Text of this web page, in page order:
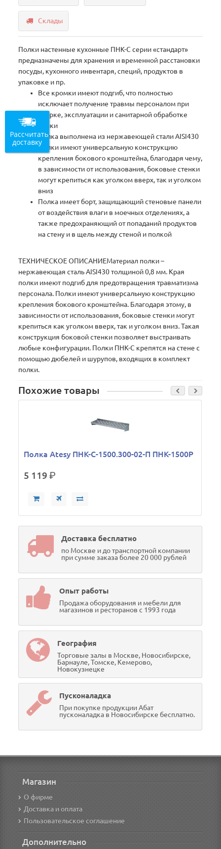
Склады
Полки настенные кухонные ПНК-С серии «стандарт»
предназначены для хранения и временной расстановки
посуды, кухонного инвентаря, специй, продуктов в
упаковке и пр.
Все кромки имеют подгиб, что полностью
исключает получение травмы персоналом при
сборке, эксплуатации и санитарной обработке
полки
Полка выполнена из нержавеющей стали AISI430
Полки имеют универсальную конструкцию
крепления бокового кронштейна, благодаря чему,
в зависимости от использования, боковые стенки
могут крепиться как уголком вверх, так и уголком
вниз
Полка имеет борт, защищающий стеновые панели
от воздействия влаги в моечных отделениях, а
также предохраняющий от попаданий продуктов
на стену и в щель между стеной и полкой
ТЕХНИЧЕСКОЕ ОПИСАНИЕМатериал полки –
нержавеющая сталь AISI430 толщиной 0,8 мм. Края
полки имеют подгиб для предотвращения травматизма
персонала. Полки имеют универсальную конструкцию
крепления бокового кронштейна. Благодаря этому, в
зависимости от использования, боковые стенки могут
крепиться как уголком вверх, так и уголком вниз. Такая
конструкция боковой стенки позволяет выстраивать
любые конфигурации. Полки ПНК-С крепятся на стене с
помощью дюбелей и шурупов, входящих в комплект
полки.
Похожие товары
Полка Atesy ПНК-С-1500.300-02-П ПНК-1500Р
5 119р.
Доставка бесплатно
по Москве и до транспортной компании
при сумме заказа более 20 000 рублей
Опыт работы
Продажа оборудования и мебели для
магазинов и ресторанов с 1993 года
География
Торговые залы в Москве, Новосибирске,
Барнауле, Томске, Кемерово,
Новокузнецке
Пусконаладка
При покупке продукции Абат
пусконаладка в Новосибирске бесплатно.
Магазин
О фирме
Доставка и оплата
Пользовательское соглашение
Дополнительно
Рассчитать
доставку